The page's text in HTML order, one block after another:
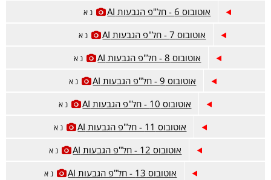
אוטובוס 6 - חל"פ הגבעות AI נ א
אוטובוס 7 - חל"פ הגבעות AI נ א
אוטובוס 8 - חל"פ הגבעות AI נ א
אוטובוס 9 - חל"פ הגבעות AI נ א
אוטובוס 10 - חל"פ הגבעות AI נ א
אוטובוס 11 - חל"פ הגבעות AI נ א
אוטובוס 12 - חל"פ הגבעות AI נ א
אוטובוס 13 - חל"פ הגבעות AI נ א